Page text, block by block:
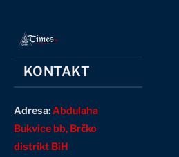
KONTAKT
Adresa:Abdulaha
Bukvice bb, Brčko
distrikt BiH